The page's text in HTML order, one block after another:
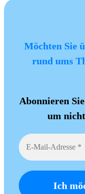
Möchten Sie
rund ums
Abonnieren
um